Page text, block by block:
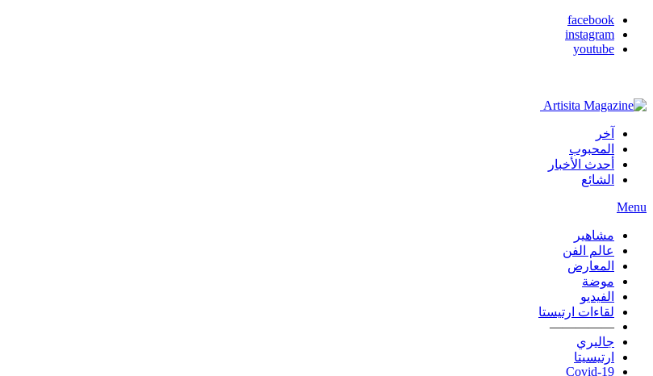
facebook
instagram
youtube
آخر
المحبوب
أحدث الأخبار
الشائع
Menu
مشاهير
عالم الفن
المعارض
موضة
الفيديو
لقاءات ارتيستا
—————
جاليري
ارتيسيتا
Covid-19